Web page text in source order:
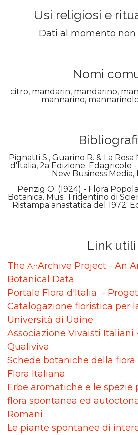
Usi religiosi e
Dati al momento
Nomi
citro, mandarin, mandarino,
mannarino,
Pignatti S., Guarino R. & La Rosa
d'Italia, 2a Edizione. Edagricole
New Business Media,
Penzig O. (1924) - Flora
Botanica. Mus. Tridentino di
Ristampa anastatica del 1972;
Link utili
The AnArchive Project - An
Botanical Data
Portale Flora d'Italia -
Catalogazione floristica per
Università di Udine
Associazione Vivaisti Italiani
Qualiviva
Schede botaniche della
Flora Italiana
Erbe aromatiche e le spezie
flora spontanea ed
Romani
Le piante spontanee di